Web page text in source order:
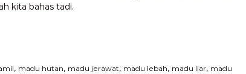
kita bahas tadi.
, madu hutan, madu jerawat, madu lebah, madu liar, madu